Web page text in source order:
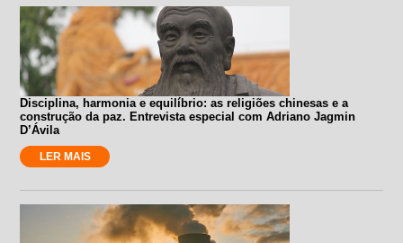
Disciplina, harmonia e equilíbrio: as religiões chinesas e a
construção da paz. Entrevista especial com Adriano Jagmin
D’Ávila
LER MAIS